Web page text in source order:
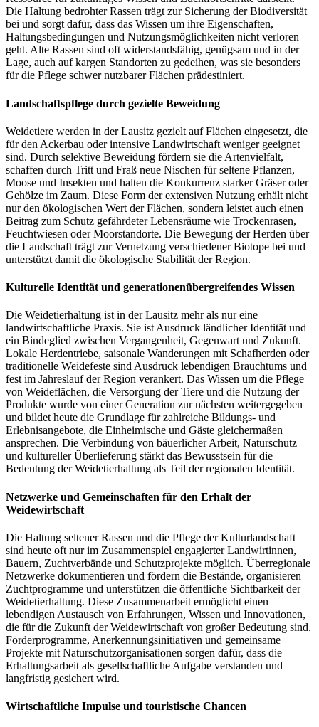
Die Haltung bedrohter Rassen trägt zur Sicherung der Biodiversität
bei und sorgt dafür, dass das Wissen um ihre Eigenschaften,
Haltungsbedingungen und Nutzungsmöglichkeiten nicht verloren
geht. Alte Rassen sind oft widerstandsfähig, genügsam und in der
Lage, auch auf kargen Standorten zu gedeihen, was sie besonders
für die Pflege schwer nutzbarer Flächen prädestiniert.
Landschaftspflege durch gezielte Beweidung
Weidetiere werden in der Lausitz gezielt auf Flächen eingesetzt, die
für den Ackerbau oder intensive Landwirtschaft weniger geeignet
sind. Durch selektive Beweidung fördern sie die Artenvielfalt,
schaffen durch Tritt und Fraß neue Nischen für seltene Pflanzen,
Moose und Insekten und halten die Konkurrenz starker Gräser oder
Gehölze im Zaum. Diese Form der extensiven Nutzung erhält nicht
nur den ökologischen Wert der Flächen, sondern leistet auch einen
Beitrag zum Schutz gefährdeter Lebensräume wie Trockenrasen,
Feuchtwiesen oder Moorstandorte. Die Bewegung der Herden über
die Landschaft trägt zur Vernetzung verschiedener Biotope bei und
unterstützt damit die ökologische Stabilität der Region.
Kulturelle Identität und generationenübergreifendes Wissen
Die Weidetierhaltung ist in der Lausitz mehr als nur eine
landwirtschaftliche Praxis. Sie ist Ausdruck ländlicher Identität und
ein Bindeglied zwischen Vergangenheit, Gegenwart und Zukunft.
Lokale Herdentriebe, saisonale Wanderungen mit Schafherden oder
traditionelle Weidefeste sind Ausdruck lebendigen Brauchtums und
fest im Jahreslauf der Region verankert. Das Wissen um die Pflege
von Weideflächen, die Versorgung der Tiere und die Nutzung der
Produkte wurde von einer Generation zur nächsten weitergegeben
und bildet heute die Grundlage für zahlreiche Bildungs- und
Erlebnisangebote, die Einheimische und Gäste gleichermaßen
ansprechen. Die Verbindung von bäuerlicher Arbeit, Naturschutz
und kultureller Überlieferung stärkt das Bewusstsein für die
Bedeutung der Weidetierhaltung als Teil der regionalen Identität.
Netzwerke und Gemeinschaften für den Erhalt der
Weidewirtschaft
Die Haltung seltener Rassen und die Pflege der Kulturlandschaft
sind heute oft nur im Zusammenspiel engagierter Landwirtinnen,
Bauern, Zuchtverbände und Schutzprojekte möglich. Überregionale
Netzwerke dokumentieren und fördern die Bestände, organisieren
Zuchtprogramme und unterstützen die öffentliche Sichtbarkeit der
Weidetierhaltung. Diese Zusammenarbeit ermöglicht einen
lebendigen Austausch von Erfahrungen, Wissen und Innovationen,
die für die Zukunft der Weidewirtschaft von großer Bedeutung sind.
Förderprogramme, Anerkennungsinitiativen und gemeinsame
Projekte mit Naturschutzorganisationen sorgen dafür, dass die
Erhaltungsarbeit als gesellschaftliche Aufgabe verstanden und
langfristig gesichert wird.
Wirtschaftliche Impulse und touristische Chancen